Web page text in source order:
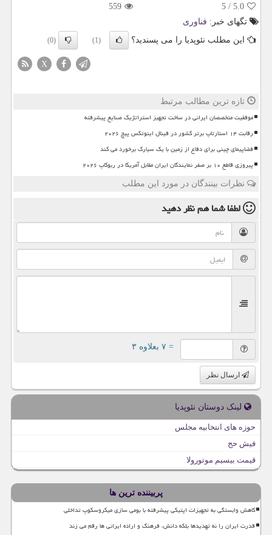
5.0
/
5
559
تگهای خبر: فناوری
این مطلب نئوپدیا را می پسندید؟
(1)
(0)
X
تازه ترین مطالب مرتبط
موفقیت متخصصان ایرانی در ساخت تجهیز استراتژیک صنایع پیشرفته
رقابت ۱۴ استارتاپ برتر کشور در فینال اینوتکس پیچ ۲۰۲۶
فضاپیمای چینی برای دفاع از زمین با یک سیارک برخورد می کند
پیروزی قاطع ۱۰ بر صفر نمایندگان ایران مقابل آمریکا در ربوکاپ ۲۰۲۶
نظرات بینندگان در مورد این مطلب
لطفا شما همنظر دهید
= ۷ بعلاوه ۳
ارسال نظر
لینک دوستان نئوپدیا
حوزه های انتخابیه مجلس
فیش حج
قیمت بیسیم موتورولا
پربیننده ترین ها
کاهش وابستگی به تجهیزات اپتیکی پیشرفته با بومی سازی میکروسکوپ تداخلی
قدرت ایران را نه تهدیدها بلکه دانش، فرهنگ و اراده ایرانی ها رقم می زند